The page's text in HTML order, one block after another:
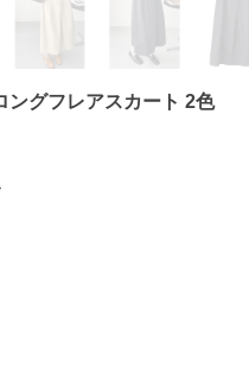
ングフレアスカート 2色